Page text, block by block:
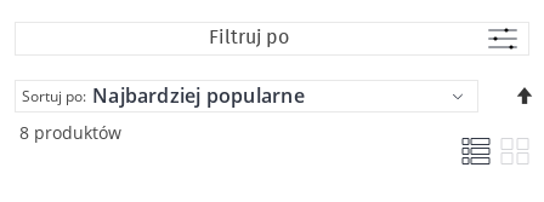
Filtruj po
8 produktów
Sortuj po: